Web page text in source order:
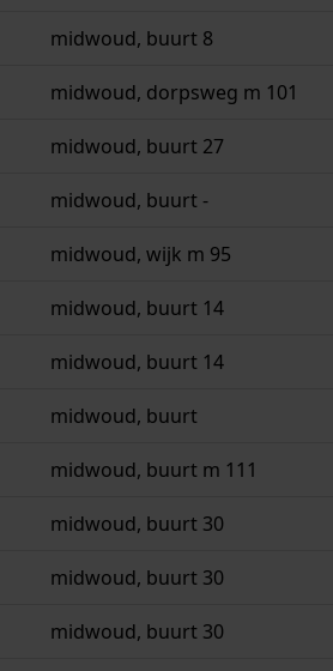
midwoud, buurt 8
midwoud, dorpsweg m 101
midwoud, buurt 27
midwoud, buurt -
midwoud, wijk m 95
midwoud, buurt 14
midwoud, buurt 14
midwoud, buurt
midwoud, buurt m 111
midwoud, buurt 30
midwoud, buurt 30
midwoud, buurt 30